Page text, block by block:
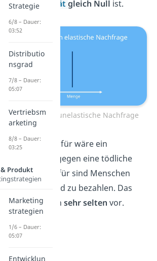
Preiselastizität gleich Null ist.
Vollkommen unelastische Nachfrage
Ein Beispiel dafür wäre ein
Medikament gegen eine tödliche
Krankheit. Dafür sind Menschen
bereit, viel Geld zu bezahlen. Das
kommt jedoch sehr selten vor.
Strategie
6/8 – Dauer:
03:52
Distributio
nsgrad
7/8 – Dauer:
05:07
Vertriebsm
arketing
8/8 – Dauer:
03:25
Produkt
Marketing
strategien
1/6 – Dauer:
05:07
Entwicklun